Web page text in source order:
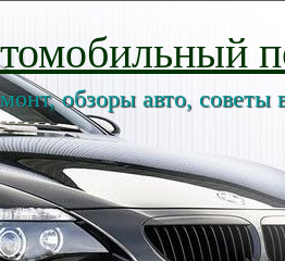
обзоры авто, советы